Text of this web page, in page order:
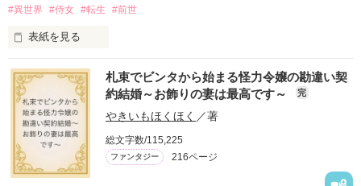
菜穂は、そうとも知らず、蓮に惹かれていく。
彼氏の遼と付き合いだしてから、誕生日に届いたプレゼント
と、［Ｒより］と添えられたメッセージカード
そしてメッセージカードは、翌年には
［Ｗith love ，XO XO  Ｒより］に、変わっていく
プレゼントをくれた相手の正体を知ったとき、
怒りより愛が勝った
おまけに「俺のものになれ」と求婚宣言されてしまい…!?
＼Berry's Cafe異世界ファンタジー特別連載③／
連載中、本棚登録＆ファン登録をしてくれた人の中から抽選で
10名様に図書カード500円分をプレゼント！
▼応募締め切り▼
2019年11月19日（火）13時まで!!
#異世界 #侍女 #転生 #前世
表紙を見る
肌も髪も荒れ放題の引きこもり公爵令嬢の専属侍女となったエ
リー。
前世、日本でコスメ好きの販売員だった記憶を生かして、
公爵令嬢をきれいな女の子に変身させてみせます！
札束でビンタから始まる怪力令嬢の勘違い契
約結婚～お飾りの妻は最高です～
完
やきいもほくほく ／著
総文字数/115,225
ファンタジー 216ページ